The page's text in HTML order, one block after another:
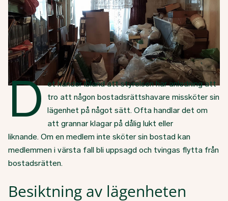
D et händer ibland att styrelsen har anledning att
tro att någon bostadsrättshavare missköter sin
lägenhet på något sätt. Ofta handlar det om
att grannar klagar på dålig lukt eller
liknande. Om en medlem inte sköter sin bostad kan
medlemmen i värsta fall bli uppsagd och tvingas flytta från
bostadsrätten.
Besiktning av lägenheten